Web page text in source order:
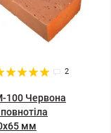
2
100 Червона
мм